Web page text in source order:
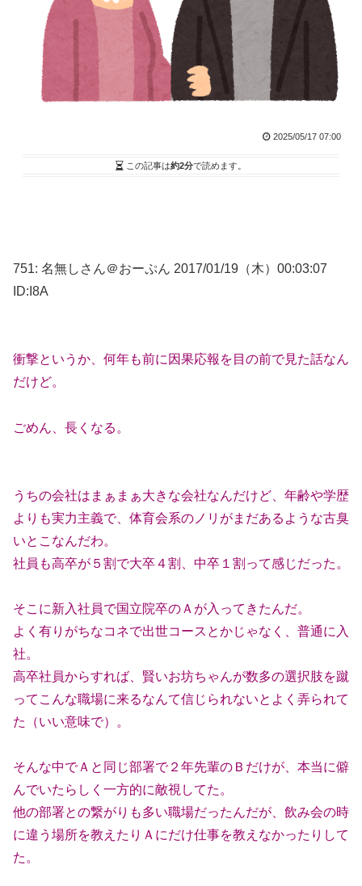
2025/05/17 07:00
この記事は約2分で読めます。
751: 名無しさん＠おーぷん 2017/01/19（木）00:03:07
ID:I8A
衝撃というか、何年も前に因果応報を目の前で見た話なん
だけど。
ごめん、長くなる。
うちの会社はまぁまぁ大きな会社なんだけど、年齢や学歴
よりも実力主義で、体育会系のノリがまだあるような古臭
いとこなんだわ。
社員も高卒が５割で大卒４割、中卒１割って感じだった。
そこに新入社員で国立院卒のＡが入ってきたんだ。
よく有りがちなコネで出世コースとかじゃなく、普通に入
社。
高卒社員からすれば、賢いお坊ちゃんが数多の選択肢を蹴
ってこんな職場に来るなんて信じられないとよく弄られて
た（いい意味で）。
そんな中でＡと同じ部署で２年先輩のＢだけが、本当に僻
んでいたらしく一方的に敵視してた。
他の部署との繋がりも多い職場だったんだが、飲み会の時
に違う場所を教えたりＡにだけ仕事を教えなかったりして
た。